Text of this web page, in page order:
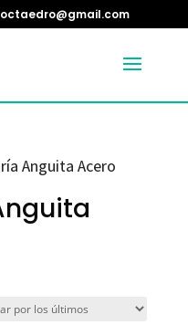
Anguita Acero